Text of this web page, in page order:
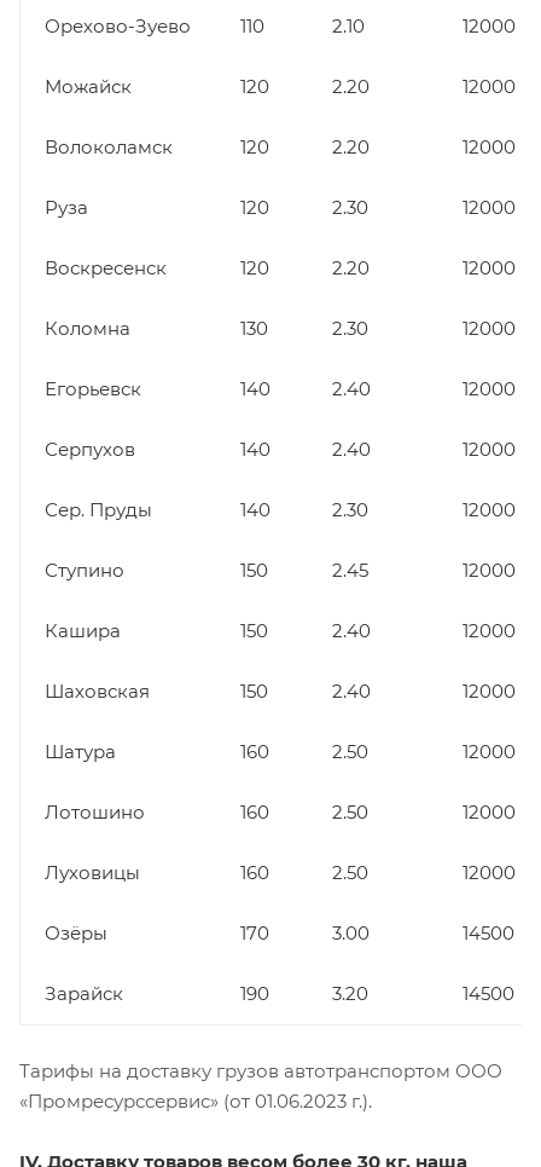
Орехово-Зуево 110 2.10 12000
Можайск 120 2.20 12000
Волоколамск 120 2.20 12000
Руза 120 2.30 12000
Воскресенск 120 2.20 12000
Коломна 130 2.30 12000
Егорьевск 140 2.40 12000
Серпухов 140 2.40 12000
Сер. Пруды 140 2.30 12000
Ступино 150 2.45 12000
Кашира 150 2.40 12000
Шаховская 150 2.40 12000
Шатура 160 2.50 12000
Лотошино 160 2.50 12000
Луховицы 160 2.50 12000
Озёры 170 3.00 14500
Зарайск 190 3.20 14500
Тарифы на доставку грузов автотранспортом ООО
«Промресурссервис» (от 01.06.2023 г.).
IV. Доставку товаров весом более 30 кг. наша